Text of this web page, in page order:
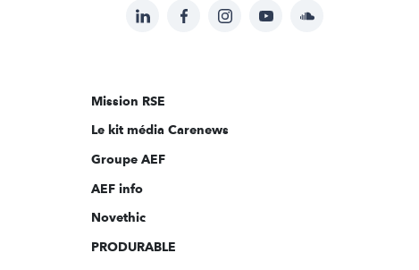
Suivez-
sur:
LinkedInFacebookInstagramYouTubeSoundcloud
Mission RSE
Le kit média Carenews
Groupe AEF
AEF info
Novethic
PRODURABLE